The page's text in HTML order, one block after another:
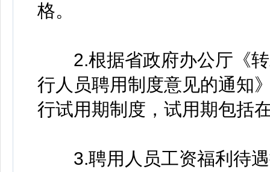
格。
2.根据省政府办公厅《转
行人员聘用制度意见的通知
行试用期制度，试用期包括
3.聘用人员工资福利待遇